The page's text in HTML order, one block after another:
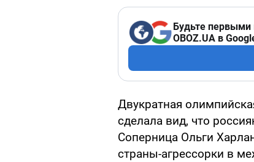
Будьте первыми
OBOZ.UA в
Двукратная
сделала вид, что
Соперница Ольги
страны-агрессорки в